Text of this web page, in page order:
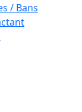
/ Bans